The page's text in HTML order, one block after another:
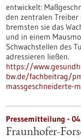
entwickelt:
den zentralen
bremsten sie das
und in einem
Schwachstellen des
adressieren ließen.
https://
bw.de/fachbeitrag/
massgeschneiderte-
Pressemitteilung -
Fraunhofer-